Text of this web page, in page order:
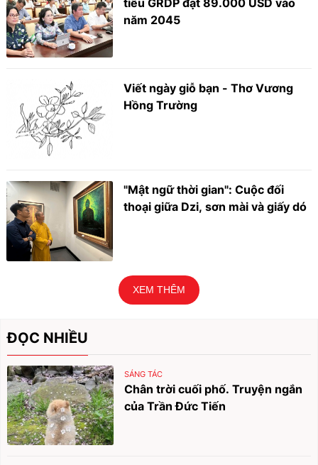
tiêu GRDP đạt 89.000 USD vào
năm 2045
Viết ngày giỗ bạn - Thơ Vương
Hồng Trường
"Mật ngữ thời gian": Cuộc đối
thoại giữa Dzi, sơn mài và giấy dó
XEM THÊM
ĐỌC NHIỀU
SÁNG TÁC
Chân trời cuối phố. Truyện ngắn
của Trần Đức Tiến